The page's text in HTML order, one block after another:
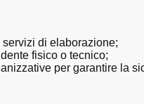
di elaborazione;
fisico o tecnico;
per garantire la